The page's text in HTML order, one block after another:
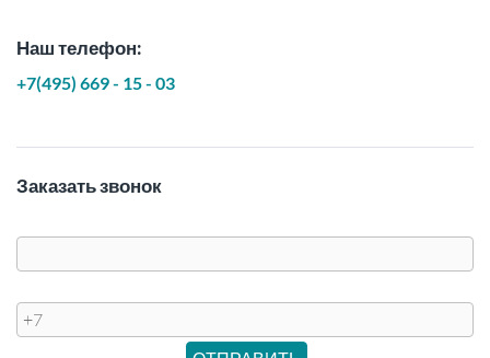
Наш телефон:
+7(495) 669 - 15 - 03
Заказать звонок